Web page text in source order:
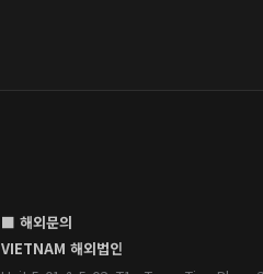
■ 해외문의
VIETNAM 해외법인